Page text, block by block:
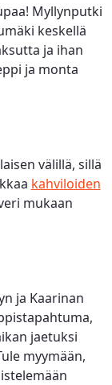
Myllynputki
keskellä
ja ihan
ja monta
välillä, sillä
kahviloiden
mukaan
ja Kaarinan
jaetuksi
myymään,